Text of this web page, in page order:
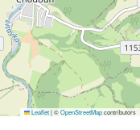
Leaflet|©OpenStreetMapcontributors